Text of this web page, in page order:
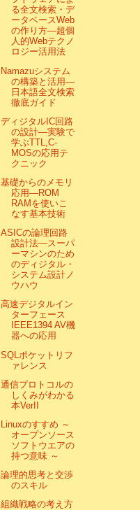
る全文検索・デ
ータベースWeb
の作り方―超個
人的Webテクノ
ロジー活用法
Namazuシステム
の構築と活用―
日本語全文検索
徹底ガイド
ディジタルIC回路
の設計―実験で
学ぶTTL,C-
MOSの応用テ
クニック
基礎からのメモリ
応用―ROM
RAMを使いこ
なす基本技術
ASICの論理回路
設計法―スーパ
ーマシンのため
のディジタル・
システム設計ノ
ウハウ
高速デジタルイン
ターフェース
IEEE1394 AV機
器への応用
SQLポケットリフ
ァレンス
通信プロトコルの
しくみがわかる
本VerII
Linuxのすすめ ～
オープンソース
ソフトウエアの
持つ意味 ～
論理的思考と交渉
のスキル
組織戦略の考え方